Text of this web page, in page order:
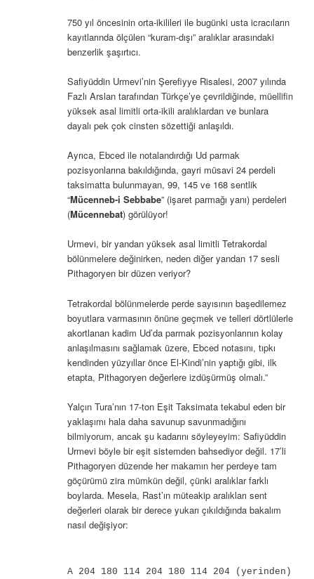
750 yıl öncesinin orta-ikilileri ile bugünki usta icracıların
kayıtlarında ölçülen “kuram-dışı” aralıklar arasındaki
benzerlik şaşırtıcı.
Safiyüddin Urmevi’nin Şerefiyye Risalesi, 2007 yılında
Fazlı Arslan tarafından Türkçe’ye çevrildiğinde, müellifin
yüksek asal limitli orta-ikili aralıklardan ve bunlara
dayalı pek çok cinsten sözettiği anlaşıldı.
Ayrıca, Ebced ile notalandırdığı Ud parmak
pozisyonlarına bakıldığında, gayri müsavi 24 perdeli
taksimatta bulunmayan, 99, 145 ve 168 sentlik
“Mücenneb-i Sebbabe” (işaret parmağı yanı) perdeleri
(Mücennebat) görülüyor!
Urmevi, bir yandan yüksek asal limitli Tetrakordal
bölünmelere değinirken, neden diğer yandan 17 sesli
Pithagoryen bir düzen veriyor?
Tetrakordal bölünmelerde perde sayısının başedilemez
boyutlara varmasının önüne geçmek ve telleri dörtlülerle
akortlanan kadim Ud’da parmak pozisyonlarının kolay
anlaşılmasını sağlamak üzere, Ebced notasını, tıpkı
kendinden yüzyıllar önce El-Kindi’nin yaptığı gibi, ilk
etapta, Pithagoryen değerlere izdüşürmüş olmalı.”
Yalçın Tura’nın 17-ton Eşit Taksimata tekabul eden bir
yaklaşımı hala daha savunup savunmadığını
bilmiyorum, ancak şu kadarını söyleyeyim: Safiyüddin
Urmevi böyle bir eşit sistemden bahsediyor değil. 17’li
Pithagoryen düzende her makamın her perdeye tam
göçürümü zira mümkün değil, çünki aralıklar farklı
boylarda. Mesela, Rast’ın müteakip aralıkları sent
değerleri olarak bir derece yukarı çıkıldığında bakalım
nasıl değişiyor:
A 204 180 114 204 180 114 204 (yerinden)